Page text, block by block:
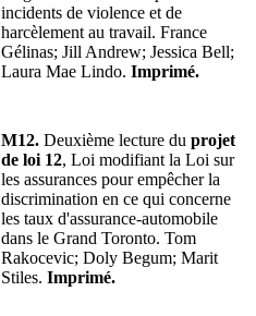
incidents de violence et de
harcèlement au travail. France
Gélinas; Jill Andrew; Jessica Bell;
Laura Mae Lindo. Imprimé.
M12. Deuxième lecture du projet
de loi 12, Loi modifiant la Loi sur
les assurances pour empêcher la
discrimination en ce qui concerne
les taux d'assurance-automobile
dans le Grand Toronto. Tom
Rakocevic; Doly Begum; Marit
Stiles. Imprimé.